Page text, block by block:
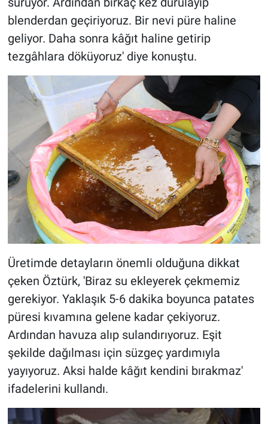
blenderdan geçiriyoruz. Bir nevi püre haline
geliyor. Daha sonra kâğıt haline getirip
tezgâhlara döküyoruz' diye konuştu.
Üretimde detayların önemli olduğuna dikkat
çeken Öztürk, 'Biraz su ekleyerek çekmemiz
gerekiyor. Yaklaşık 5-6 dakika boyunca patates
püresi kıvamına gelene kadar çekiyoruz.
Ardından havuza alıp sulandırıyoruz. Eşit
şekilde dağılması için süzgeç yardımıyla
yayıyoruz. Aksi halde kâğıt kendini bırakmaz'
ifadelerini kullandı.